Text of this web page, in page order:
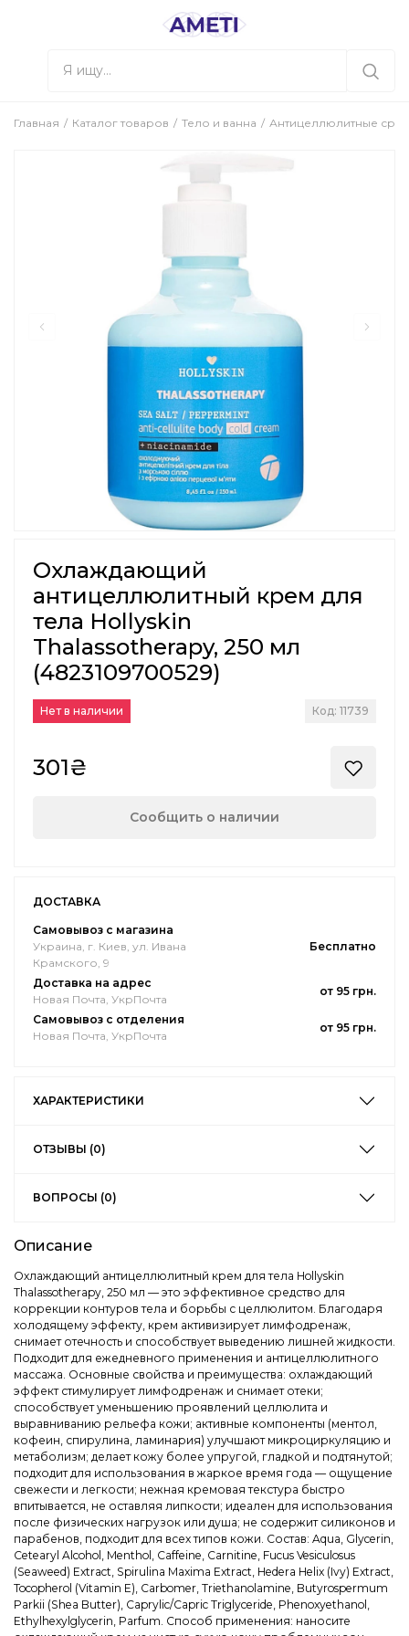
Главная Каталог товаров Тело и ванна Антицеллюлитные
Охлаждающий
антицеллюлитный крем для
тела Hollyskin
Thalassotherapy, 250 мл
(4823109700529)
Нет в наличии Код: 11739
301₴
Сообщить о наличии
ДОСТАВКА
Самовывоз с магазина
Украина, г. Киев, ул. Ивана
Крамского, 9
Бесплатно
Доставка на адрес
Новая Почта, УкрПочта
от 95 грн.
Самовывоз с отделения
Новая Почта, УкрПочта
от 95 грн.
ХАРАКТЕРИСТИКИ
ОТЗЫВЫ (0)
ВОПРОСЫ (0)
Описание
Охлаждающий антицеллюлитный крем для тела Hollyskin
Thalassotherapy, 250 мл — это эффективное средство для
коррекции контуров тела и борьбы с целлюлитом. Благодаря
холодящему эффекту, крем активизирует лимфодренаж,
снимает отечность и способствует выведению лишней жидкости.
Подходит для ежедневного применения и антицеллюлитного
массажа. Основные свойства и преимущества: охлаждающий
эффект стимулирует лимфодренаж и снимает отеки;
способствует уменьшению проявлений целлюлита и
выравниванию рельефа кожи; активные компоненты (ментол,
кофеин, спирулина, ламинария) улучшают микроциркуляцию и
метаболизм; делает кожу более упругой, гладкой и подтянутой;
подходит для использования в жаркое время года — ощущение
свежести и легкости; нежная кремовая текстура быстро
впитывается, не оставляя липкости; идеален для использования
после физических нагрузок или душа; не содержит силиконов и
парабенов, подходит для всех типов кожи. Состав: Aqua, Glycerin,
Cetearyl Alcohol, Menthol, Caffeine, Carnitine, Fucus Vesiculosus
(Seaweed) Extract, Spirulina Maxima Extract, Hedera Helix (Ivy) Extract,
Tocopherol (Vitamin E), Carbomer, Triethanolamine, Butyrospermum
Parkii (Shea Butter), Caprylic/Capric Triglyceride, Phenoxyethanol,
Ethylhexylglycerin, Parfum. Способ применения: наносите